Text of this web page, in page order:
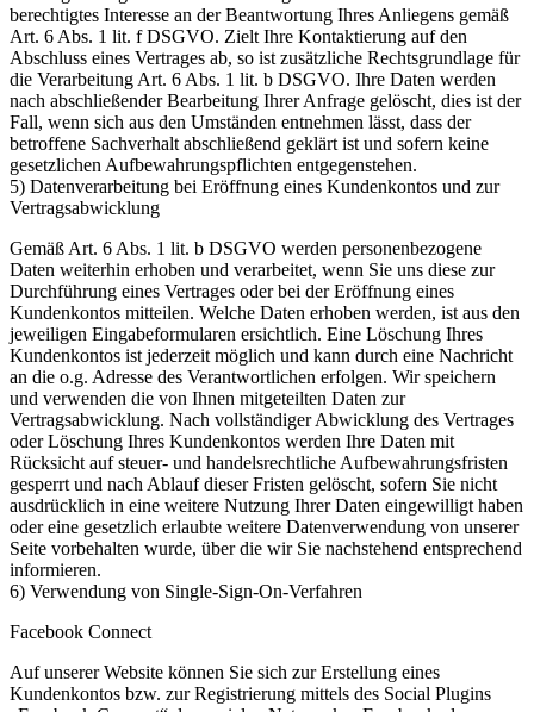
berechtigtes Interesse an der Beantwortung Ihres Anliegens gemäß
Art. 6 Abs. 1 lit. f DSGVO. Zielt Ihre Kontaktierung auf den
Abschluss eines Vertrages ab, so ist zusätzliche Rechtsgrundlage für
die Verarbeitung Art. 6 Abs. 1 lit. b DSGVO. Ihre Daten werden
nach abschließender Bearbeitung Ihrer Anfrage gelöscht, dies ist der
Fall, wenn sich aus den Umständen entnehmen lässt, dass der
betroffene Sachverhalt abschließend geklärt ist und sofern keine
gesetzlichen Aufbewahrungspflichten entgegenstehen.
5) Datenverarbeitung bei Eröffnung eines Kundenkontos und zur
Vertragsabwicklung
Gemäß Art. 6 Abs. 1 lit. b DSGVO werden personenbezogene
Daten weiterhin erhoben und verarbeitet, wenn Sie uns diese zur
Durchführung eines Vertrages oder bei der Eröffnung eines
Kundenkontos mitteilen. Welche Daten erhoben werden, ist aus den
jeweiligen Eingabeformularen ersichtlich. Eine Löschung Ihres
Kundenkontos ist jederzeit möglich und kann durch eine Nachricht
an die o.g. Adresse des Verantwortlichen erfolgen. Wir speichern
und verwenden die von Ihnen mitgeteilten Daten zur
Vertragsabwicklung. Nach vollständiger Abwicklung des Vertrages
oder Löschung Ihres Kundenkontos werden Ihre Daten mit
Rücksicht auf steuer- und handelsrechtliche Aufbewahrungsfristen
gesperrt und nach Ablauf dieser Fristen gelöscht, sofern Sie nicht
ausdrücklich in eine weitere Nutzung Ihrer Daten eingewilligt haben
oder eine gesetzlich erlaubte weitere Datenverwendung von unserer
Seite vorbehalten wurde, über die wir Sie nachstehend entsprechend
informieren.
6) Verwendung von Single-Sign-On-Verfahren
Facebook Connect
Auf unserer Website können Sie sich zur Erstellung eines
Kundenkontos bzw. zur Registrierung mittels des Social Plugins